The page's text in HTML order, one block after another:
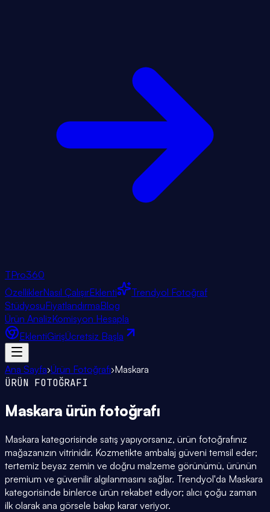
TPro360
ÖzelliklerNasıl ÇalışırEklenti
Trendyol Fotoğraf
StüdyosuFiyatlandırmaBlog
Ürün AnalizKomisyon Hesapla
EklentiGirişÜcretsiz Başla
Ana Sayfa›Ürün Fotoğrafı›Maskara
ÜRÜN FOTOĞRAFI
Maskara ürün fotoğrafı
Maskara kategorisinde satış yapıyorsanız, ürün fotoğrafınız
mağazanızın vitrinidir. Kozmetikte ambalaj güveni temsil eder;
tertemiz beyaz zemin ve doğru malzeme görünümü, ürünün
premium ve güvenilir algılanmasını sağlar. Trendyol'da Maskara
kategorisinde binlerce ürün rekabet ediyor; alıcı çoğu zaman
ilk olarak ana görsele bakıp karar veriyor.